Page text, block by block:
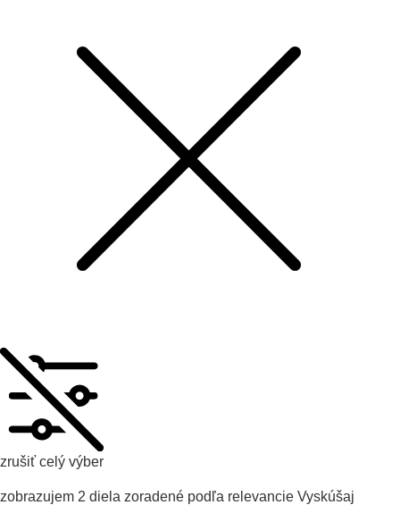
zrušiť celý výber
zobrazujem 2 diela zoradené podľa relevancie Vyskúšaj